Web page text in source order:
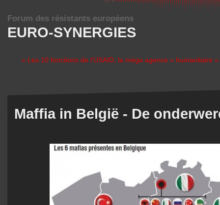
EURO-SYNERGIES
Forum des résistants européens
« Les 10 fonctions de l’USAID, la méga agence « humanitaire »
Maffia in België - De